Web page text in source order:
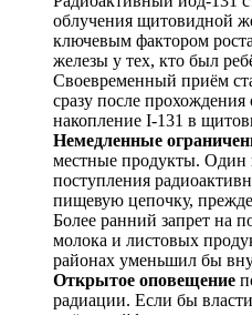
облучения щитовидной
ключевым фактором
железы у тех, кто был
Своевременный приём
сразу после
накопление I-131 в
Немедленные
местные продукты. Один
поступления
пищевую цепочку, прежде
Более ранний запрет на
молока и листовых
районах уменьшил бы
Открытое оповещение
радиации. Если бы